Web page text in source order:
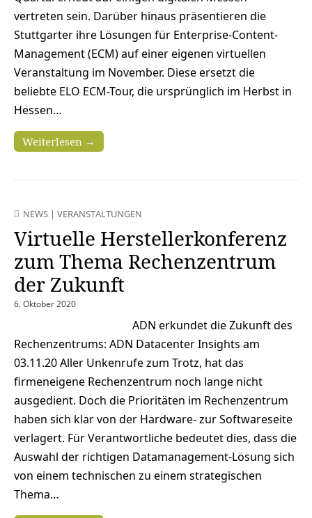
vertreten sein. Darüber hinaus präsentieren die
Stuttgarter ihre Lösungen für Enterprise-Content-
Management (ECM) auf einer eigenen virtuellen
Veranstaltung im November. Diese ersetzt die
beliebte ELO ECM-Tour, die ursprünglich im Herbst in
Hessen…
Weiterlesen →
NEWS | VERANSTALTUNGEN
Virtuelle Herstellerkonferenz
zum Thema Rechenzentrum
der Zukunft
6. Oktober 2020
ADN erkundet die Zukunft des
Rechenzentrums: ADN Datacenter Insights am
03.11.20 Aller Unkenrufe zum Trotz, hat das
firmeneigene Rechenzentrum noch lange nicht
ausgedient. Doch die Prioritäten im Rechenzentrum
haben sich klar von der Hardware- zur Softwareseite
verlagert. Für Verantwortliche bedeutet dies, dass die
Auswahl der richtigen Datamanagement-Lösung sich
von einem technischen zu einem strategischen
Thema…